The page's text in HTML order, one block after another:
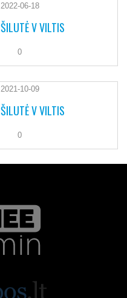
2022-06-18
ŠILUTĖ V VILTIS
0
2021-10-09
ŠILUTĖ V VILTIS
0